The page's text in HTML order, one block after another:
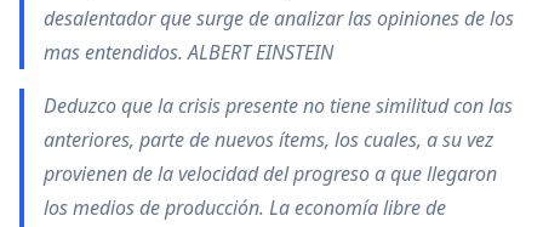
desalentador que surge de analizar las opiniones de los
mas entendidos. ALBERT EINSTEIN
Deduzco que la crisis presente no tiene similitud con las
anteriores, parte de nuevos ítems, los cuales, a su vez
provienen de la velocidad del progreso a que llegaron
los medios de producción. La economía libre de